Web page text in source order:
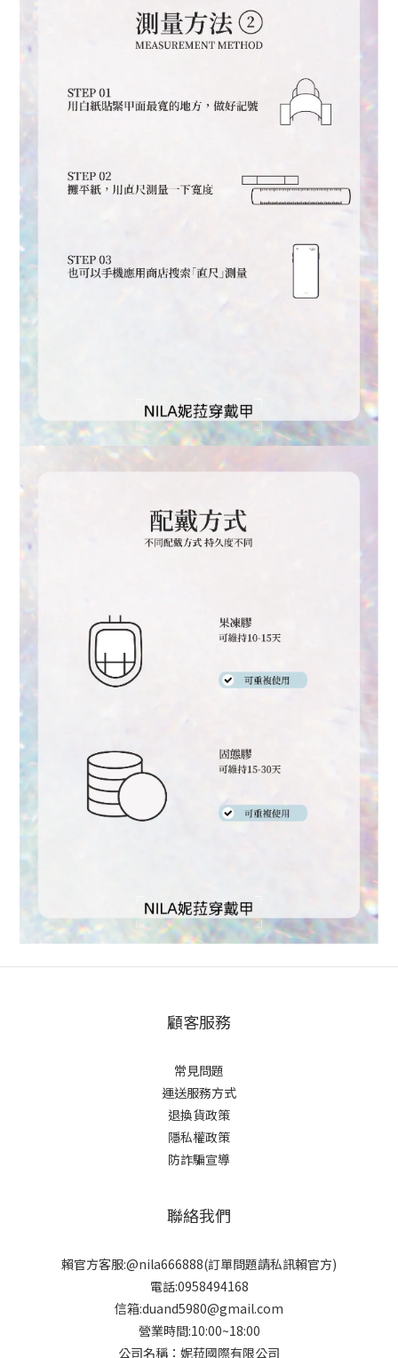
顧客服務
常見問題
運送服務方式
退換貨政策
隱私權政策
防詐騙宣導
聯絡我們
賴官方客服:@nila666888(訂單問題請私訊賴官方)
電話:0958494168
信箱:duand5980@gmail.com
營業時間:10:00~18:00
公司名稱：妮菈國際有限公司